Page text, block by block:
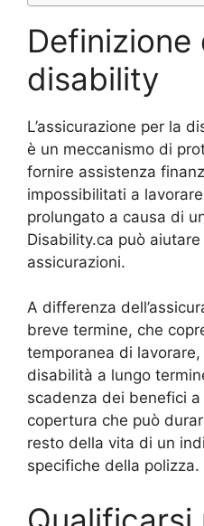
disability
L’assicurazione per la
è un meccanismo di
fornire assistenza
impossibilitati a
prolungato a causa di
Disability.ca può
assicurazioni.
A differenza
breve termine, che
temporanea di lavorare,
disabilità a lungo
scadenza dei benefici
copertura che può
resto della vita di un
specifiche della polizza.